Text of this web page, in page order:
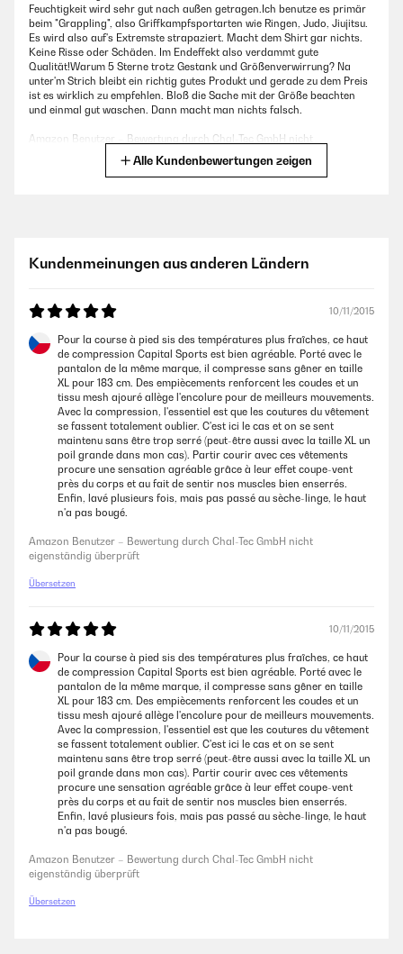
Feuchtigkeit wird sehr gut nach außen getragen.Ich benutze es primär
beim "Grappling", also Griffkampfsportarten wie Ringen, Judo, Jiujitsu.
Es wird also auf's Extremste strapaziert. Macht dem Shirt gar nichts.
Keine Risse oder Schäden. Im Endeffekt also verdammt gute
Qualität!Warum 5 Sterne trotz Gestank und Größenverwirrung? Na
unter'm Strich bleibt ein richtig gutes Produkt und gerade zu dem Preis
ist es wirklich zu empfehlen. Bloß die Sache mit der Größe beachten
und einmal gut waschen. Dann macht man nichts falsch.
Amazon Benutzer – Bewertung durch Chal-Tec GmbH nicht
eigenständig überprüftAlle Kundenbewertungen zeigen
Kundenmeinungen aus anderen Ländern
10/11/2015
Pour la course à pied sis des températures plus fraîches, ce haut
de compression Capital Sports est bien agréable. Porté avec le
pantalon de la même marque, il compresse sans gêner en taille
XL pour 183 cm. Des empiècements renforcent les coudes et un
tissu mesh ajouré allège l'encolure pour de meilleurs mouvements.
Avec la compression, l'essentiel est que les coutures du vêtement
se fassent totalement oublier. C'est ici le cas et on se sent
maintenu sans être trop serré (peut-être aussi avec la taille XL un
poil grande dans mon cas). Partir courir avec ces vêtements
procure une sensation agréable grâce à leur effet coupe-vent
près du corps et au fait de sentir nos muscles bien enserrés.
Enfin, lavé plusieurs fois, mais pas passé au sèche-linge, le haut
n'a pas bougé.
Amazon Benutzer – Bewertung durch Chal-Tec GmbH nicht
eigenständig überprüft
Übersetzen
10/11/2015
Pour la course à pied sis des températures plus fraîches, ce haut
de compression Capital Sports est bien agréable. Porté avec le
pantalon de la même marque, il compresse sans gêner en taille
XL pour 183 cm. Des empiècements renforcent les coudes et un
tissu mesh ajouré allège l'encolure pour de meilleurs mouvements.
Avec la compression, l'essentiel est que les coutures du vêtement
se fassent totalement oublier. C'est ici le cas et on se sent
maintenu sans être trop serré (peut-être aussi avec la taille XL un
poil grande dans mon cas). Partir courir avec ces vêtements
procure une sensation agréable grâce à leur effet coupe-vent
près du corps et au fait de sentir nos muscles bien enserrés.
Enfin, lavé plusieurs fois, mais pas passé au sèche-linge, le haut
n'a pas bougé.
Amazon Benutzer – Bewertung durch Chal-Tec GmbH nicht
eigenständig überprüft
Übersetzen